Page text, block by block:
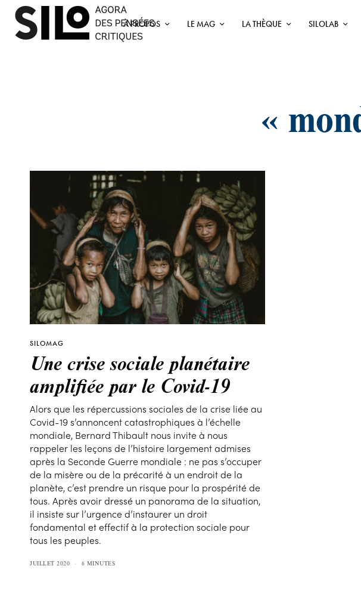
À PROPOS LE MAG LA THÈQUE SILOLAB
«
SILOMAG
Une crise sociale planétaire
amplifiée par le Covid-19
Alors que les répercussions sociales de la crise liée au
Covid-19 s’annoncent catastrophiques à l’échelle
mondiale, Bernard Thibault nous invite à nous
rappeler les leçons de l’histoire largement admises
après la Seconde Guerre mondiale : ne pas s’occuper
de la misère ou de la précarité à un endroit de la
planète, c’est prendre un risque pour la prospérité de
tous. Après avoir dressé un panorama de la situation,
il insiste sur l’urgence d’instaurer un droit
fondamental et effectif à la protection sociale pour
tous les peuples.
JUILLET 2020 6 MINUTES